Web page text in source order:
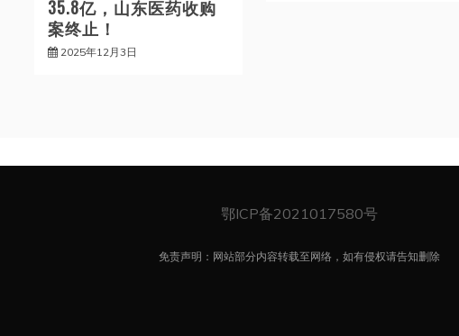
35.8亿，山东医药收购
案终止！
2025年12月3日
鄂ICP备2021017580号
免责声明：网站部分内容转载至网络，如有侵权请告知删除